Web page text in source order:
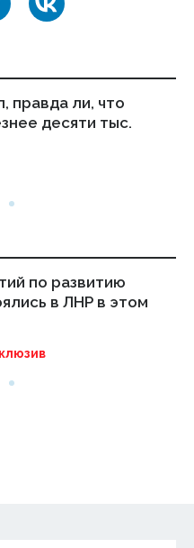
правда ли, что
десяти тыс.
по развитию
в ЛНР в этом